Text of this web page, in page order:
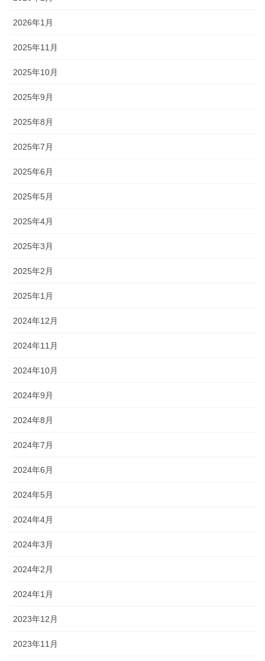
2026年1月
2025年11月
2025年10月
2025年9月
2025年8月
2025年7月
2025年6月
2025年5月
2025年4月
2025年3月
2025年2月
2025年1月
2024年12月
2024年11月
2024年10月
2024年9月
2024年8月
2024年7月
2024年6月
2024年5月
2024年4月
2024年3月
2024年2月
2024年1月
2023年12月
2023年11月